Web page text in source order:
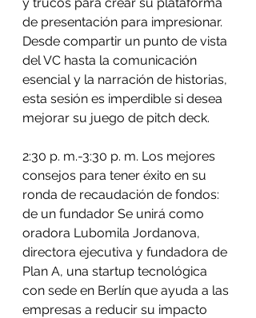
de presentación para impresionar.
Desde compartir un punto de vista
del VC hasta la comunicación
esencial y la narración de historias,
esta sesión es imperdible si desea
mejorar su juego de pitch deck.
2:30 p. m.-3:30 p. m. Los mejores
consejos para tener éxito en su
ronda de recaudación de fondos:
de un fundador Se unirá como
oradora Lubomila Jordanova,
directora ejecutiva y fundadora de
Plan A, una startup tecnológica
con sede en Berlín que ayuda a las
empresas a reducir su impacto